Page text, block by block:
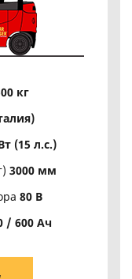
кг
(15 л.с.)
3000 мм
80 В
/ 600 Ач